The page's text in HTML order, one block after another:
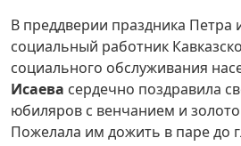
В преддверии праздника Петра
социальный работник
социального обслуживания
Исаева сердечно поздравила
юбиляров с венчанием и
Пожелала им дожить в паре до